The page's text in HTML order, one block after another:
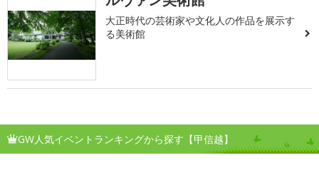
大正時代の芸術家や文化人の作品を展示す
る美術館
GW人気イベントランキングから探す【甲信越】